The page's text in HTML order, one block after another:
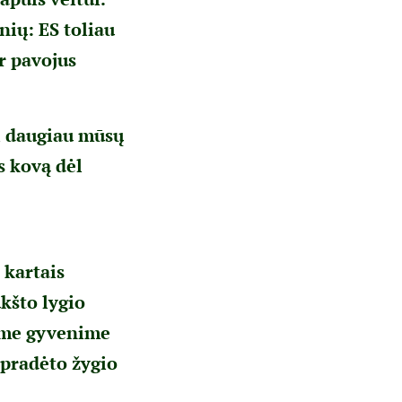
ES toliau
pavojus
mūsų
kovą dėl
kartais
lygio
gyvenime
žygio